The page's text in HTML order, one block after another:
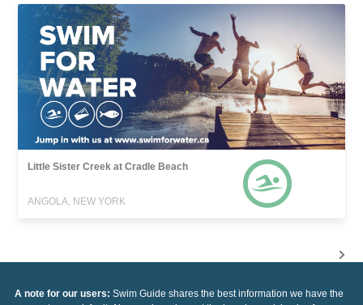
Little Sister Creek at Cradle Beach
ANGOLA, NEW YORK
A note for our users: Swim Guide shares the best information we have the